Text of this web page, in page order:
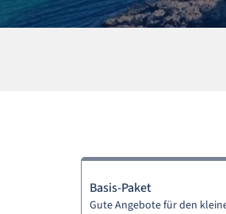
Basis-Paket
Gute Angebote für den